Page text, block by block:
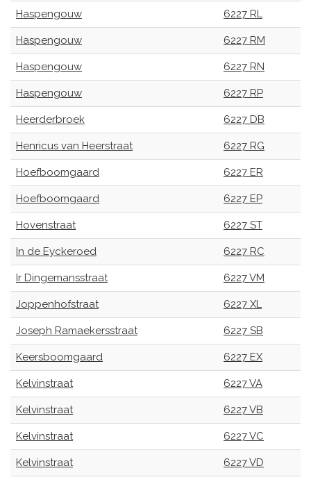
Haspengouw 6227 RL
Haspengouw 6227 RM
Haspengouw 6227 RN
Haspengouw 6227 RP
Heerderbroek 6227 DB
Henricus van Heerstraat 6227 RG
Hoefboomgaard 6227 ER
Hoefboomgaard 6227 EP
Hovenstraat 6227 ST
In de Eyckeroed 6227 RC
Ir Dingemansstraat 6227 VM
Joppenhofstraat 6227 XL
Joseph Ramaekersstraat 6227 SB
Keersboomgaard 6227 EX
Kelvinstraat 6227 VA
Kelvinstraat 6227 VB
Kelvinstraat 6227 VC
Kelvinstraat 6227 VD